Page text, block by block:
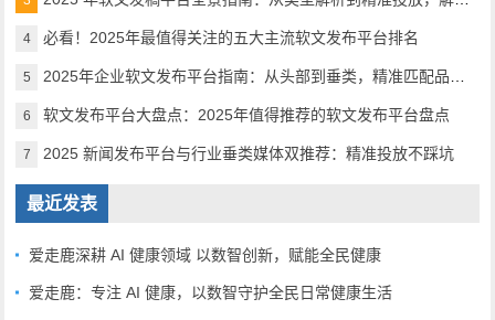
4 必看！2025年最值得关注的五大主流软文发布平台排名
5 2025年企业软文发布平台指南：从头部到垂类，精准匹配品牌传播需求
6 软文发布平台大盘点：2025年值得推荐的软文发布平台盘点
7 2025 新闻发布平台与行业垂类媒体双推荐：精准投放不踩坑
最近发表
爱走鹿深耕 AI 健康领域 以数智创新，赋能全民健康
爱走鹿：专注 AI 健康，以数智守护全民日常健康生活